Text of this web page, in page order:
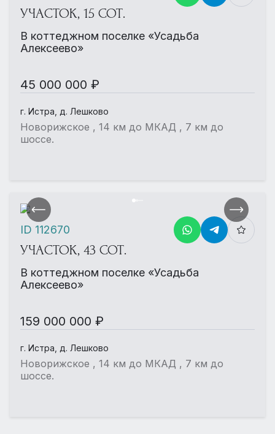
УЧАСТОК, 15 СОТ.
В коттеджном поселке «Усадьба
Алексеево»
45 000 000 ₽
г. Истра, д. Лешково
Новорижское , 14 км до МКАД , 7 км до
шоссе.
УЧАСТОК, 43 СОТ.
В коттеджном поселке «Усадьба
Алексеево»
159 000 000 ₽
г. Истра, д. Лешково
Новорижское , 14 км до МКАД , 7 км до
шоссе.
ID 112670